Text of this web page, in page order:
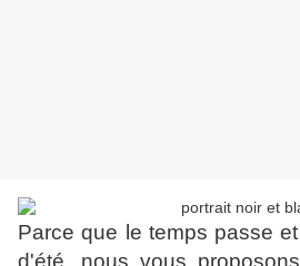
Parce que le temps passe
d'été, nous vous